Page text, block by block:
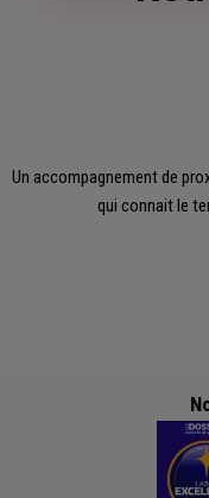
Un accompagnement de
qui connait le